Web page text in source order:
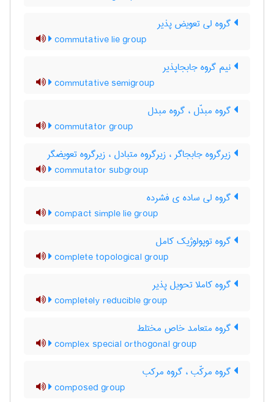
گروه لی تعویض پذیر
commutative lie group
نیم گروه جابجاپذیر
commutative semigroup
گروه مبدّل ، گروه مبدل
commutator group
زیرگروه جابجاگر ، زیرگروه متبادل ، زیرگروه تعویضگر
commutator subgroup
گروه لی ساده ی فشرده
compact simple lie group
گروه توپولوژیک کامل
complete topological group
گروه کاملا تحویل پذیر
completely reducible group
گروه متعامد خاص مختلط
complex special orthogonal group
گروه مرکّب ، گروه مرکب
composed group